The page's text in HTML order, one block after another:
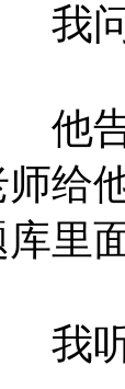
问
告
师给
库里
听